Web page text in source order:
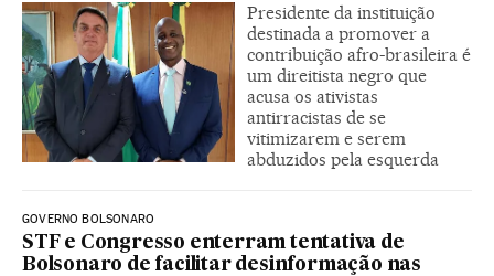
Presidente da instituição
destinada a promover a
contribuição afro-brasileira é
um direitista negro que
acusa os ativistas
antirracistas de se
vitimizarem e serem
abduzidos pela esquerda
GOVERNO BOLSONARO
STF e Congresso enterram tentativa de
Bolsonaro de facilitar desinformação nas